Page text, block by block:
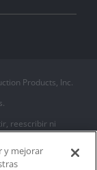
Products, Inc.
reescribir ni
y mejorar